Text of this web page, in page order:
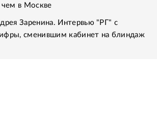
чем в Москве
Заренина. Интервью "РГ" с
сменившим кабинет на блиндаж